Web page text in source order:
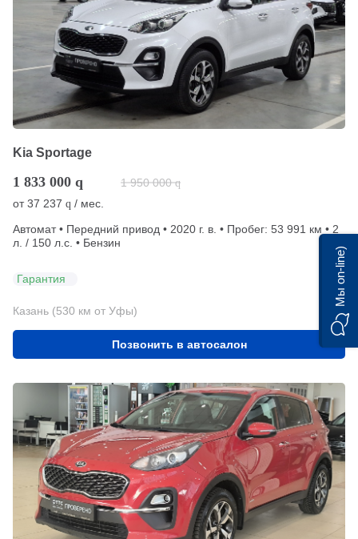
Kia Sportage
1 833 000 q 1 950 000 q
от37 237 q / мес.
Автомат • Передний привод • 2020 г. в. • Пробег: 53 991 км • 2
л. / 150 л.с. • Бензин
Гарантия
Казань (530 км от Уфы)
Позвонить в автосалон
Мы on-line)